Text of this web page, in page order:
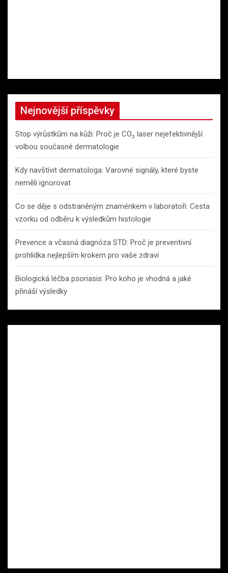
Nejnovější příspěvky
Stop výrůstkům na kůži: Proč je CO₂ laser nejefektivnější
volbou současné dermatologie
Kdy navštívit dermatologa: Varovné signály, které byste
neměli ignorovat
Co se děje s odstraněným znaménkem v laboratoři: Cesta
vzorku od odběru k výsledkům histologie
Prevence a včasná diagnóza STD: Proč je preventivní
prohlídka nejlepším krokem pro vaše zdraví
Biologická léčba psoriasis: Pro koho je vhodná a jaké
přináší výsledky